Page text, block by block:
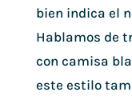
bien indica el
Hablamos de
con camisa
este estilo